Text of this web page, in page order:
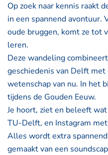
Op zoek naar kennis raakt
in een spannend avontuur.
oude bruggen, komt ze tot
leren.
Deze wandeling
geschiedenis van Delft met
wetenschap van nu. In het
tijdens de Gouden Eeuw.
Je hoort, ziet en beleeft
TU-Delft, en Instagram
Alles wordt extra
gemaakt van een